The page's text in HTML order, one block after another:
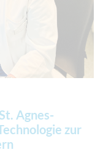
Agnes-
zur